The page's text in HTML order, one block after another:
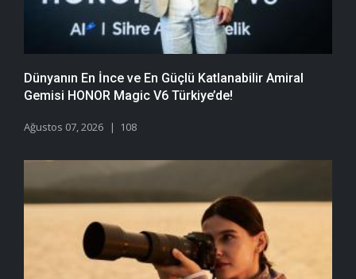
Dünyanın En İnce ve En Güçlü Katlanabilir Amiral
Gemisi HONOR Magic V6 Türkiye’de!
Ağustos 07, 2026 108